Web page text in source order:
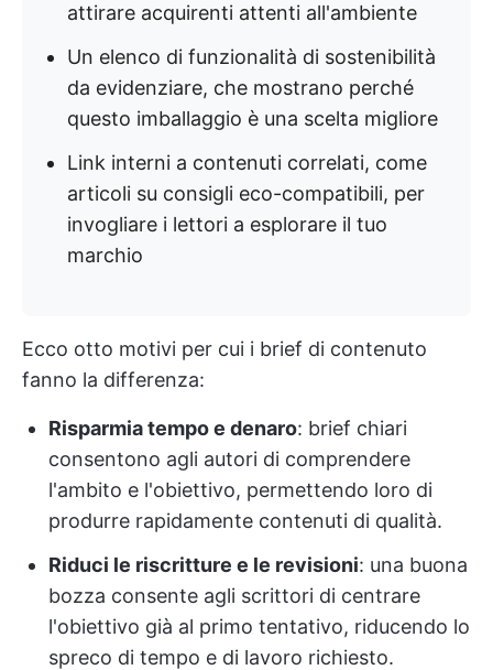
attirare acquirenti attenti all'ambiente
Un elenco di funzionalità di sostenibilità
da evidenziare, che mostrano perché
questo imballaggio è una scelta migliore
Link interni a contenuti correlati, come
articoli su consigli eco-compatibili, per
invogliare i lettori a esplorare il tuo
marchio
Ecco otto motivi per cui i brief di contenuto
fanno la differenza:
Risparmia tempo e denaro: brief chiari
consentono agli autori di comprendere
l'ambito e l'obiettivo, permettendo loro di
produrre rapidamente contenuti di qualità.
Riduci le riscritture e le revisioni: una buona
bozza consente agli scrittori di centrare
l'obiettivo già al primo tentativo, riducendo lo
spreco di tempo e di lavoro richiesto.